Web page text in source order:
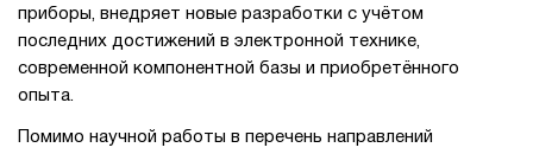
приборы, внедряет новые разработки с учётом
последних достижений в электронной технике,
современной компонентной базы и приобретённого
опыта.
Помимо научной работы в перечень направлений